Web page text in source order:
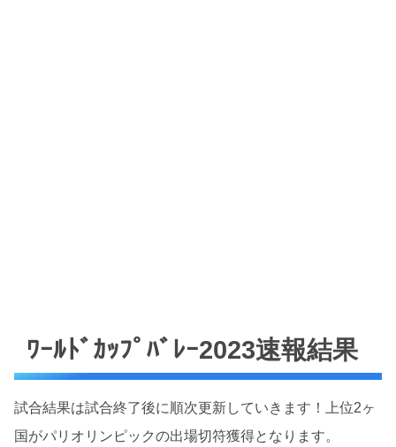
ﾜｰﾙﾄﾞｶｯﾌﾟﾊﾞﾚｰ2023速報結果
試合結果は試合終了後に順次更新していきます！上位2ヶ
国がパリオリンピックの出場切符獲得となります。